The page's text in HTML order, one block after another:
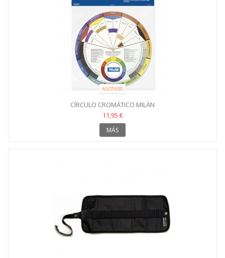
AGOTADO
CÍRCULO CROMÁTICO MILÁN
11,95 €
MÁS